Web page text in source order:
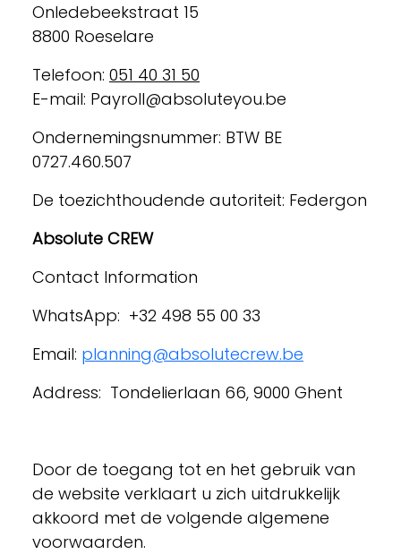
Onledebeekstraat 15
8800 Roeselare
Telefoon: 051 40 31 50
E-mail: Payroll@absoluteyou.be
Ondernemingsnummer: BTW BE
0727.460.507
De toezichthoudende autoriteit: Federgon
Absolute CREW
Contact Information
WhatsApp: +32 498 55 00 33
Email: planning@absolutecrew.be
Address: Tondelierlaan 66, 9000 Ghent
Door de toegang tot en het gebruik van
de website verklaart u zich uitdrukkelijk
akkoord met de volgende algemene
voorwaarden.